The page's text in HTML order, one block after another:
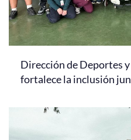
Dirección de Deportes
fortalece la inclusión